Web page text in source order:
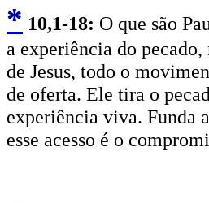
* 10,1-18: O que são
a experiência do
de Jesus, todo o
de oferta. Ele tira o
experiência viva. Funda
esse acesso é o